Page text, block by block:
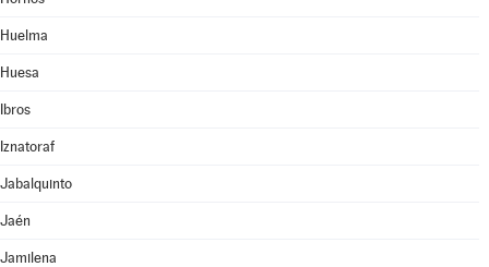
Huelma
Huesa
Ibros
Iznatoraf
Jabalquinto
Jaén
Jamilena